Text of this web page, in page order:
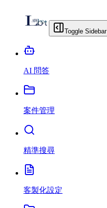
Toggle Sidebar
AI 問答
案件管理
精準搜尋
客製化設定